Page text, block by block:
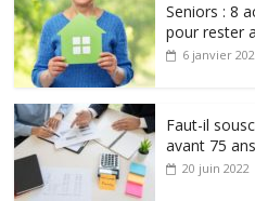
Seniors : 8
pour rester
6 janvier
Faut-il
avant 75
20 juin 2022